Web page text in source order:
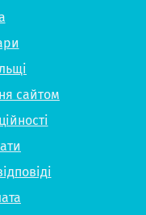
сайтом